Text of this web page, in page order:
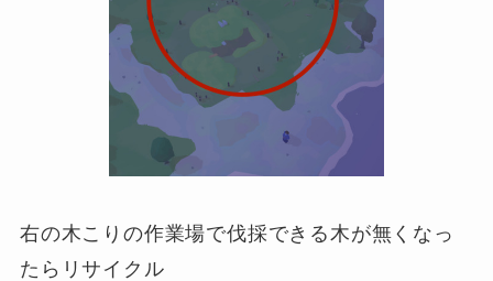
右の木こりの作業場で伐採できる木が無くなっ
たらリサイクル